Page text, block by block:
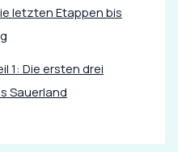
letzten Etappen bis
1: Die ersten drei
Sauerland